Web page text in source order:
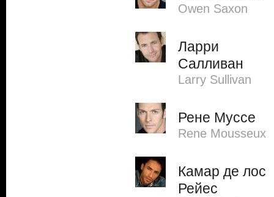
Owen Saxon
Ларри
Салливан
Larry Sullivan
Рене Муссе
Rene Mousseux
Камар де лос
Рейес